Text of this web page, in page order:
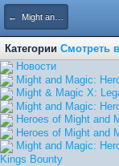
← Might and Magic: Heroes Kingdoms | Меч и Магия: Герои. Королевст
Категории Смотреть
Hовости
Might and Magic:
Might & Magic X:
Might and Magic:
Heroes of Might and
Heroes of Might and
Might and Magic:
Kings Bounty